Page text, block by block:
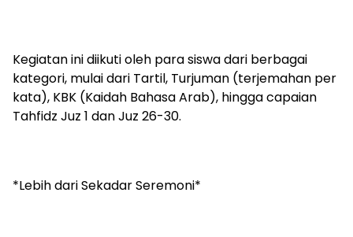
Kegiatan ini diikuti oleh para siswa dari berbagai
kategori, mulai dari Tartil, Turjuman (terjemahan per
kata), KBK (Kaidah Bahasa Arab), hingga capaian
Tahfidz Juz 1 dan Juz 26-30.
*Lebih dari Sekadar Seremoni*